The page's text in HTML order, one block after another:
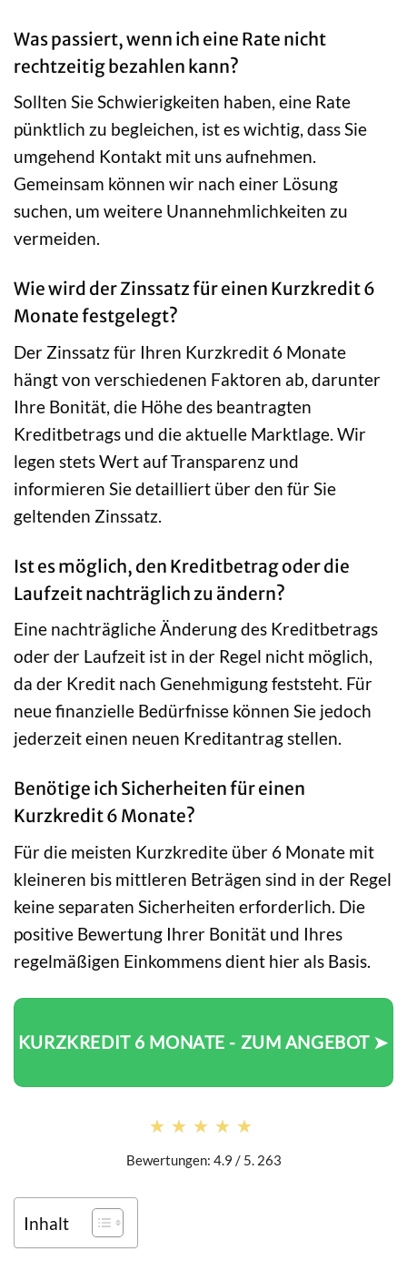
Was passiert, wenn ich eine Rate nicht
rechtzeitig bezahlen kann?
Sollten Sie Schwierigkeiten haben, eine Rate
pünktlich zu begleichen, ist es wichtig, dass Sie
umgehend Kontakt mit uns aufnehmen.
Gemeinsam können wir nach einer Lösung
suchen, um weitere Unannehmlichkeiten zu
vermeiden.
Wie wird der Zinssatz für einen Kurzkredit 6
Monate festgelegt?
Der Zinssatz für Ihren Kurzkredit 6 Monate
hängt von verschiedenen Faktoren ab, darunter
Ihre Bonität, die Höhe des beantragten
Kreditbetrags und die aktuelle Marktlage. Wir
legen stets Wert auf Transparenz und
informieren Sie detailliert über den für Sie
geltenden Zinssatz.
Ist es möglich, den Kreditbetrag oder die
Laufzeit nachträglich zu ändern?
Eine nachträgliche Änderung des Kreditbetrags
oder der Laufzeit ist in der Regel nicht möglich,
da der Kredit nach Genehmigung feststeht. Für
neue finanzielle Bedürfnisse können Sie jedoch
jederzeit einen neuen Kreditantrag stellen.
Benötige ich Sicherheiten für einen
Kurzkredit 6 Monate?
Für die meisten Kurzkredite über 6 Monate mit
kleineren bis mittleren Beträgen sind in der Regel
keine separaten Sicherheiten erforderlich. Die
positive Bewertung Ihrer Bonität und Ihres
regelmäßigen Einkommens dient hier als Basis.
KURZKREDIT 6 MONATE - ZUM ANGEBOT ➤
★★★★★
★★★★★
Bewertungen: 4.9 / 5. 263
Inhalt